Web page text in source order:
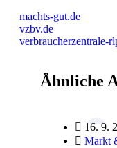
machts-gut.de
vzbv.de
verbraucherzentrale-
Ähnliche
16. 9.
Markt